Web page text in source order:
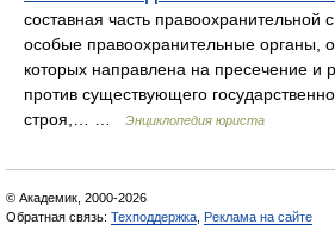
составная часть правоохранительной
особые правоохранительные органы,
которых направлена на пресечение и
против существующего
строя,… …
Энциклопедия юриста
© Академик, 2000-2026
Обратная связь: Техподдержка Реклама на сайте